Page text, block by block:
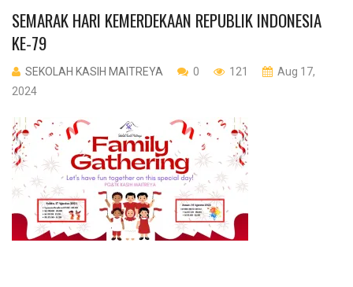
SEMARAK HARI KEMERDEKAAN REPUBLIK INDONESIA
KE-79
SEKOLAH KASIH MAITREYA 0 121
Aug 17,
2024